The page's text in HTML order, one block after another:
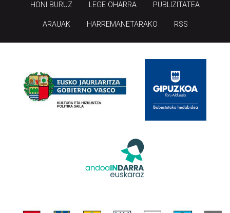
HONI BURUZ LEGE OHARRA PUBLIZITATEA
ARAUAK HARREMANETARAKO RSS